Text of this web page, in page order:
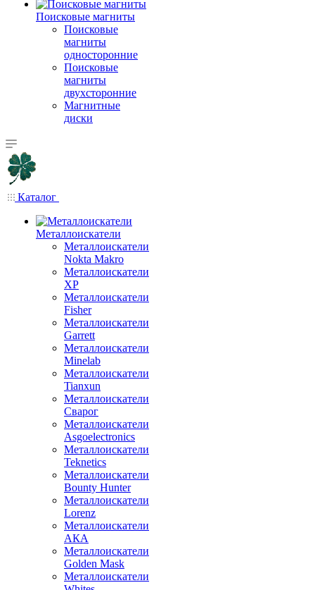
Поисковые магниты
Поисковые
магниты
односторонние
Поисковые
магниты
двухсторонние
Магнитные
диски
Каталог
Металлоискатели
Металлоискатели
Nokta Makro
Металлоискатели
XP
Металлоискатели
Fisher
Металлоискатели
Garrett
Металлоискатели
Minelab
Металлоискатели
Tianxun
Металлоискатели
Сварог
Металлоискатели
Asgoelectronics
Металлоискатели
Teknetics
Металлоискатели
Bounty Hunter
Металлоискатели
Lorenz
Металлоискатели
АКА
Металлоискатели
Golden Mask
Металлоискатели